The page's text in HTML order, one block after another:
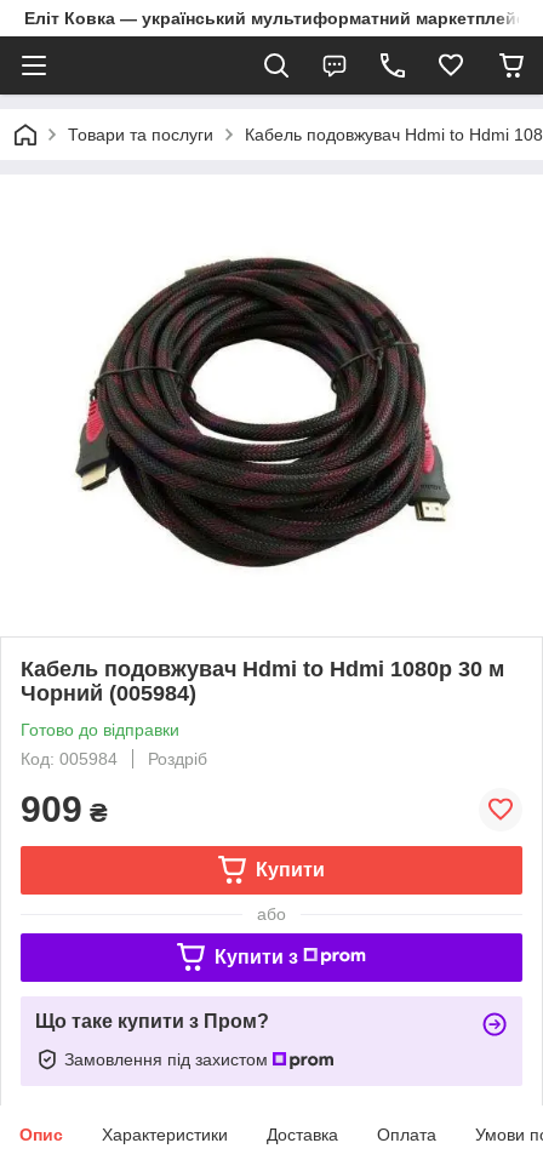
Еліт Ковка — український мультиформатний маркетплейс
Товари та послуги Кабель подовжувач Hdmi to Hdmi
Кабель подовжувач Hdmi to Hdmi 1080p 30 м
Чорний (005984)
Готово до відправки
Код: 005984
Роздріб
909 ₴
Купити
або
Купити з
Що таке купити з Пром?
Замовлення під захистом
Опис Характеристики Доставка Оплата Умови